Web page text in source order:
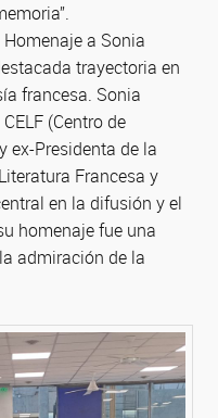
a Sonia
trayectoria en
francesa. Sonia
(Centro de
ex-Presidenta de la
Francesa y
en la difusión y el
homenaje fue una
admiración de la